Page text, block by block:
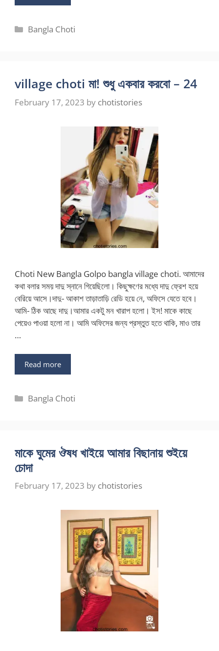
Categories
Bangla Choti
village choti মা! শুধু একবার করবো – 24
February 17, 2023 by chotistories
Choti New Bangla Golpo bangla village choti. আমাদের
কথা বলার সময় দাদু স্নানে গিয়েছিলো। কিছুক্ষণের মধ্যে দাদু ফ্রেশ হয়ে
বেরিয়ে আসে।দাদু- আকাশ তাড়াতাড়ি রেডি হয়ে নে, অফিসে যেতে হবে।
আমি- ঠিক আছে দাদু।আমার একটু মন খারাপ হলো। ইস! মাকে কাছে
পেয়েও পাওয়া হলো না। আমি অফিসের জন্য প্রস্তুত হতে থাকি, মাও তার
…
Read more
Categories
Bangla Choti
মাকে ঘুমের ঔষধ খাইয়ে আমার বিছানায় শুইয়ে
চোদা
February 17, 2023 by chotistories